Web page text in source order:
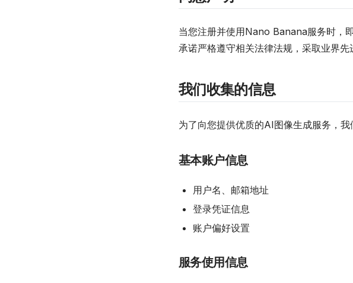
当您注册并使用Nano Banana服务时，
承诺严格遵守相关法律法规，采取业界先
我们收集的信息
为了向您提供优质的AI图像生成服务，我
基本账户信息
用户名、邮箱地址
登录凭证信息
账户偏好设置
服务使用信息